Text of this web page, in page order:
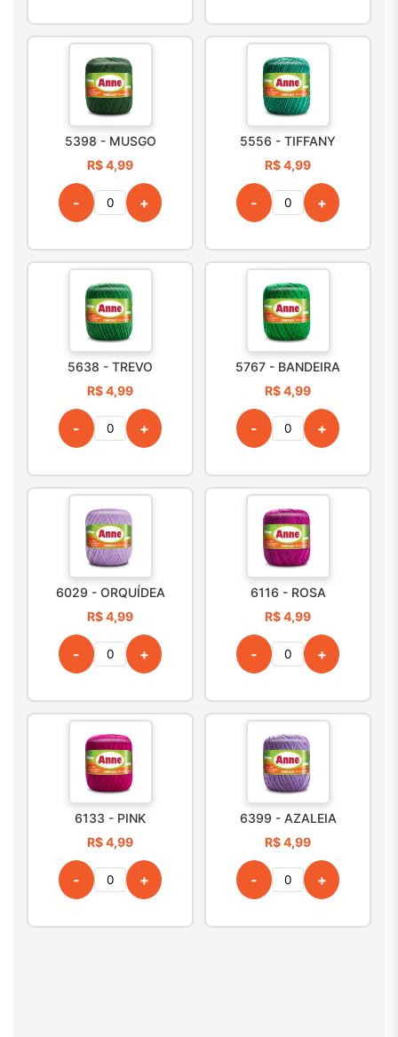
5398 - MUSGO
R$ 4,99
- +
5556 - TIFFANY
R$ 4,99
- +
5638 - TREVO
R$ 4,99
- +
5767 - BANDEIRA
R$ 4,99
- +
6029 - ORQUÍDEA
R$ 4,99
- +
6116 - ROSA
R$ 4,99
- +
6133 - PINK
R$ 4,99
- +
6399 - AZALEIA
R$ 4,99
- +